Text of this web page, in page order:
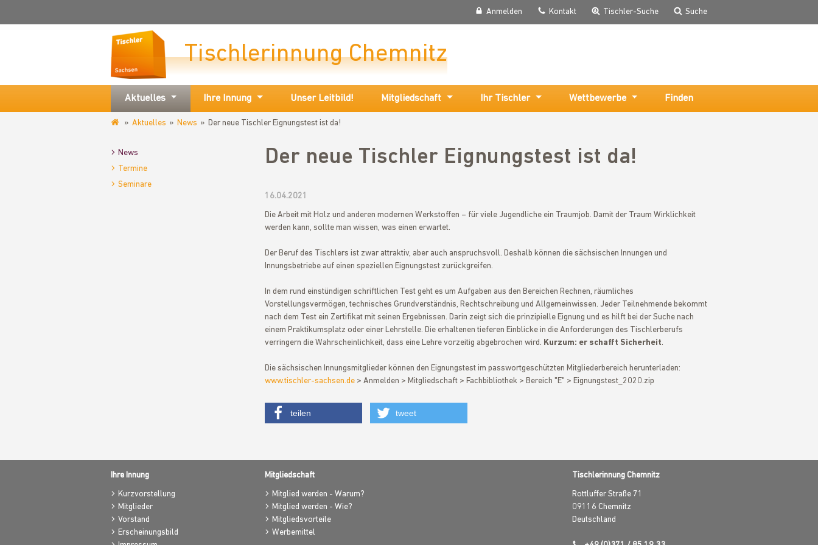
Tischlerinnung Chemnitz
Anmelden Kontakt Tischler-Suche Suche
Aktuelles Ihre Innung Unser Leitbild! Mitgliedschaft Ihr Tischler Wettbewerbe Finden
innung-
Aktuelles News Der neue Tischler Eignungstest ist da!
News
Termine
Seminare
Der neue Tischler Eignungstest ist da!
16.04.2021
Die Arbeit mit Holz und anderen modernen Werkstoffen – für viele Jugendliche ein Traumjob. Damit der Traum Wirklichkeit
werden kann, sollte man wissen, was einen erwartet.
Der Beruf des Tischlers ist zwar attraktiv, aber auch anspruchsvoll. Deshalb können die sächsischen Innungen und
Innungsbetriebe auf einen speziellen Eignungstest zurückgreifen.
In dem rund einstündigen schriftlichen Test geht es um Aufgaben aus den Bereichen Rechnen, räumliches
Vorstellungsvermögen, technisches Grundverständnis, Rechtschreibung und Allgemeinwissen. Jeder Teilnehmende bekommt
nach dem Test ein Zertifikat mit seinen Ergebnissen. Darin zeigt sich die prinzipielle Eignung und es hilft bei der Suche nach
einem Praktikumsplatz oder einer Lehrstelle. Die erhaltenen tieferen Einblicke in die Anforderungen des Tischlerberufs
verringern die Wahrscheinlichkeit, dass eine Lehre vorzeitig abgebrochen wird. Kurzum: er schafft Sicherheit.
Die sächsischen Innungsmitglieder können den Eignungstest im passwortgeschützten Mitgliederbereich herunterladen:
www.tischler-sachsen.de> Anmelden > Mitgliedschaft > Fachbibliothek > Bereich "E" > Eignungstest_2020.zip
teilen tweet
Ihre Innung
Kurzvorstellung
Mitglieder
Vorstand
Erscheinungsbild
Mitgliedschaft
Mitglied werden - Warum?
Mitglied werden - Wie?
Mitgliedsvorteile
Werbemittel
Tischlerinnung Chemnitz
Rottluffer Straße 71
09116 Chemnitz
Deutschland